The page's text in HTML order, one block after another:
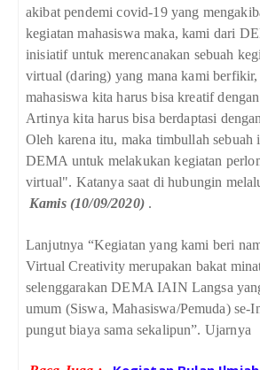
akibat pendemi covid-19 yang
kegiatan mahasiswa maka, kami dari
inisiatif untuk merencanakan sebuah
virtual (daring) yang mana kami berfikir,
mahasiswa kita harus bisa kreatif
Artinya kita harus bisa berdaptasi
Oleh karena itu, maka timbullahsebuah
DEMA untuk melakukan kegiatan
virtual". Katanya saat di hubungin
Kamis (10/09/2020) .
Lanjutnya “Kegiatan yang kami beri
Virtual Creativity merupakan bakat
selenggarakan DEMA IAIN Langsa
umum (Siswa, Mahasiswa/Pemuda) se-
pungut biaya sama sekalipun”. Ujarnya